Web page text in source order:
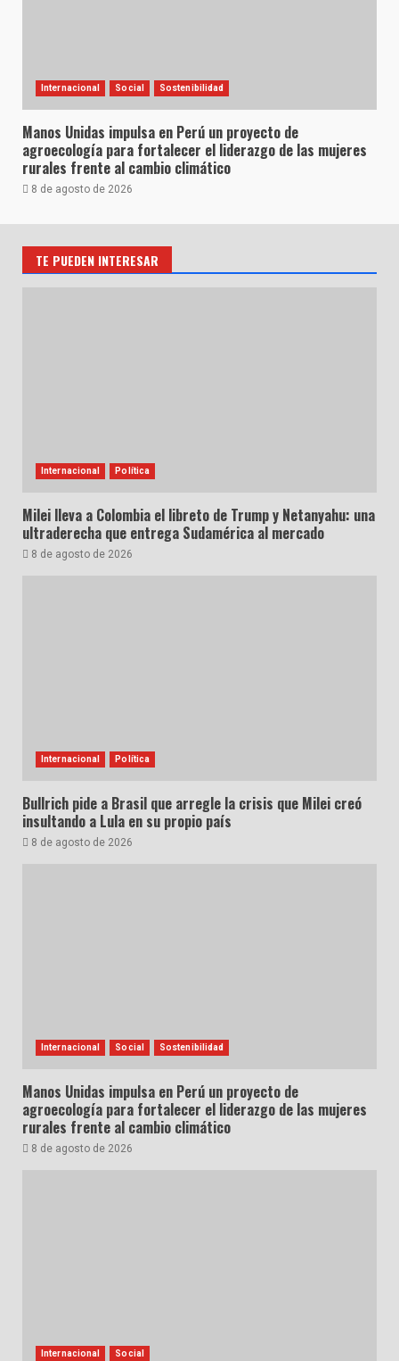
Internacional Social Sostenibilidad
Manos Unidas impulsa en Perú un proyecto de
agroecología para fortalecer el liderazgo de las mujeres
rurales frente al cambio climático
8 de agosto de 2026
TE PUEDEN INTERESAR
Internacional Política
Milei lleva a Colombia el libreto de Trump y Netanyahu: una
ultraderecha que entrega Sudamérica al mercado
8 de agosto de 2026
Internacional Política
Bullrich pide a Brasil que arregle la crisis que Milei creó
insultando a Lula en su propio país
8 de agosto de 2026
Internacional Social Sostenibilidad
Manos Unidas impulsa en Perú un proyecto de
agroecología para fortalecer el liderazgo de las mujeres
rurales frente al cambio climático
8 de agosto de 2026
Internacional Social